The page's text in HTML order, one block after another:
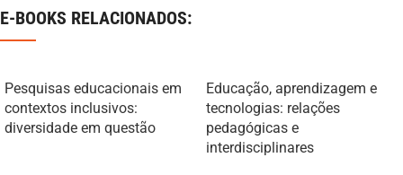
E-BOOKS RELACIONADOS:
Pesquisas educacionais em
contextos inclusivos:
diversidade em questão
Educação, aprendizagem e
tecnologias: relações
pedagógicas e
interdisciplinares